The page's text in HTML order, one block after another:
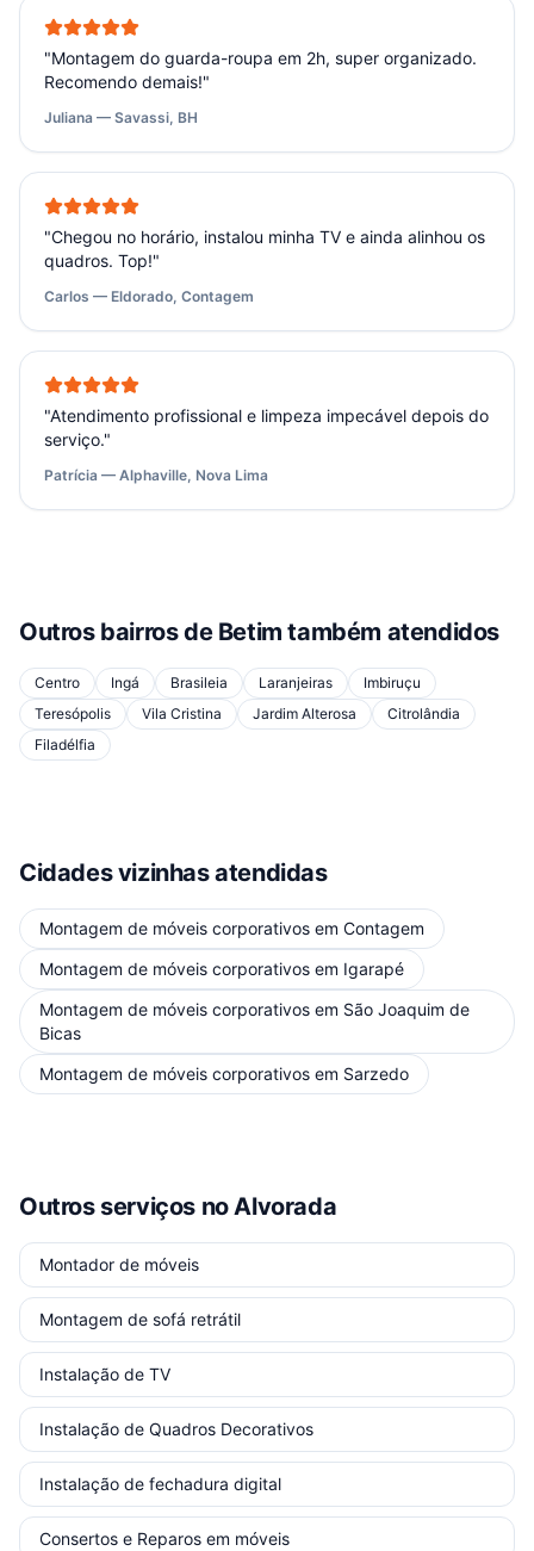
"Montagem do guarda-roupa em 2h, super organizado.
Recomendo demais!"
Juliana — Savassi, BH
"Chegou no horário, instalou minha TV e ainda alinhou os
quadros. Top!"
Carlos — Eldorado, Contagem
"Atendimento profissional e limpeza impecável depois do
serviço."
Patrícia — Alphaville, Nova Lima
Outros bairros de Betim também atendidos
Centro Ingá Brasileia Laranjeiras
Imbiruçu
Teresópolis
Vila Cristina Jardim Alterosa
Citrolândia
Filadélfia
Cidades vizinhas atendidas
Montagem de móveis corporativos em Contagem
Montagem de móveis corporativos em Igarapé
Montagem de móveis corporativos em São Joaquim de
Bicas
Montagem de móveis corporativos em Sarzedo
Outros serviços no Alvorada
Montador de móveis
Montagem de sofá retrátil
Instalação de TV
Instalação de Quadros Decorativos
Instalação de fechadura digital
Consertos e Reparos em móveis